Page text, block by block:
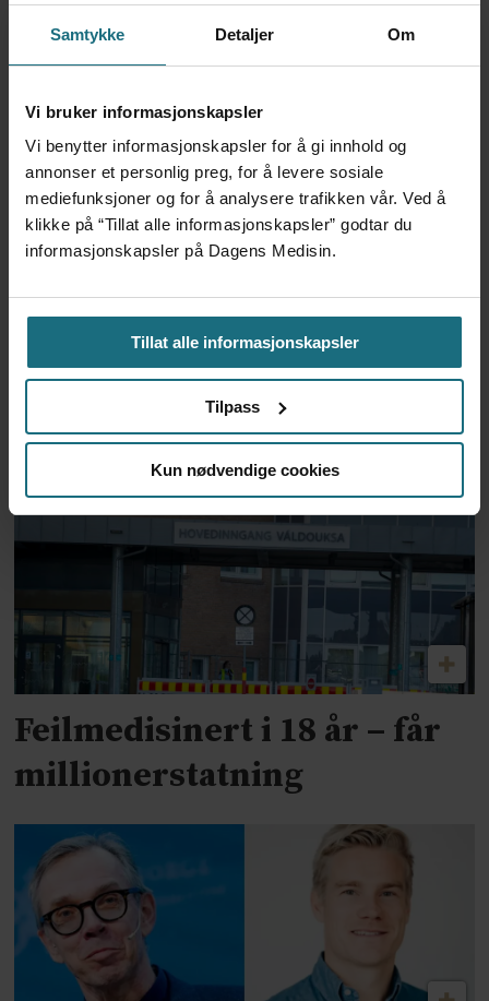
Samtykke Detaljer Om
Vi bruker informasjonskapsler
Vi benytter informasjonskapsler for å gi innhold og
annonser et personlig preg, for å levere sosiale
mediefunksjoner og for å analysere trafikken vår. Ved å
klikke på “Tillat alle informasjonskapsler” godtar du
informasjonskapsler på Dagens Medisin.
Tillat alle informasjonskapsler
Tilpass
Kun nødvendige cookies
tilbake
Dansk politi vil fengsle lege
for utskrivning av store
mengder Ozempic
Feilmedisinert i 18 år – får
millionerstatning